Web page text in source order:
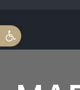
פתח